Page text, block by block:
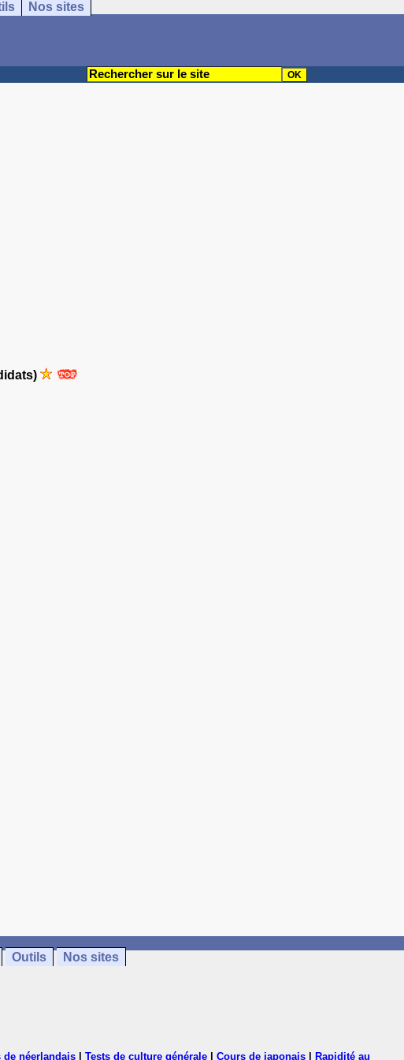
Nos sites
Outils Nos sites
de néerlandais Tests de culture générale Cours de japonais Rapidité au